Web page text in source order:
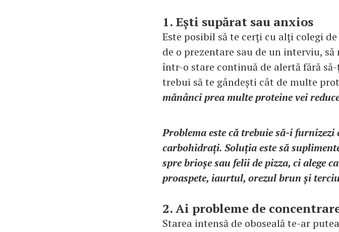
1. Ești supărat sau anxios
Este posibil să te cerți cu alți colegi
de o prezentare sau de un interviu,
într-o stare continuă de alertă fără
trebui să te gândești cât de multe
mănânci prea multe proteine vei
Problema este că trebuie să-i
carbohidrați. Soluția este să
spre brioșe sau felii de pizza, ci alege
proaspete, iaurtul, orezul brun și
2. Ai probleme de
Starea intensă de oboseală te-ar